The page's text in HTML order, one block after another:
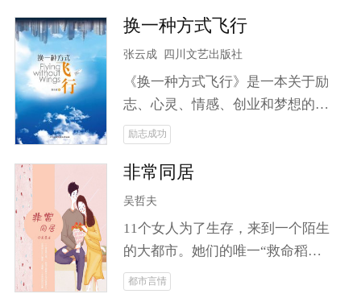
大城市的县城女孩，面对爱情，他
们会做出怎样的选择？ 六位代表着
各自阶层的典型人物，讲述了一个
关于追梦、奋斗、拼搏的爱情故
事。
换一种方式飞行
张云成 四川文艺出版社
《换一种方式飞行》是一本关于励
志、心灵、情感、创业和梦想的
书。记录了张云成和他的二哥三哥
京漂八年中生存、创业、发展的曲
折历程。 生活有多难？24岁的
男子端不起一杯水，却想在北京扎
看到了阳光——室友的电脑。三个
月里，被迫五次搬家，尝尽京漂滋
味；一根手指，*注册开店，获得
励志成功
非常同居
吴哲夫
11个女人为了生存，来到一个陌生
的大都市。她们的唯一“救命稻
草”是过去的一个男同事，如今某
都市言情